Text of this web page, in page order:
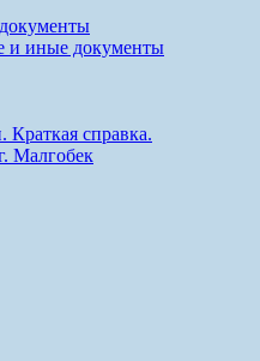
и иные документы
Краткая справка.
Малгобек